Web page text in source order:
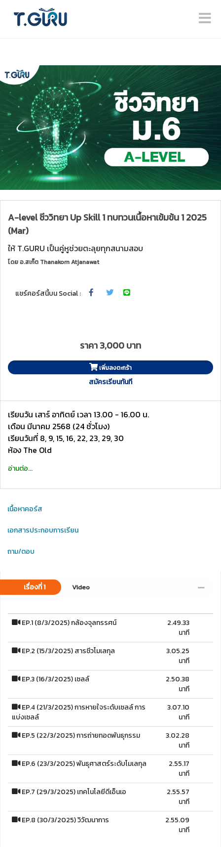
A-level ชีววิทยา Up Skill 1 ทบทวนเนื้อหาเข้มข้น 1 2025
(Mar)
ให้ T.GURU เป็นคู่หูช่วยตะลุยทุกสนามสอบ
โดยอ.สเก็ต Thanakorn Atjanawat
แชร์คอร์สนี้บน Social :
ราคา 3,000 บาท
เพิ่มลงตะกร้า
สมัครเรียนทันที
เรียนวัน เสาร์ อาทิตย์ เวลา 13.00 - 16.00 น.
เดือน มีนาคม 2568 (24 ชั่วโมง)
เรียนวันที่ 8, 9, 15, 16, 22, 23, 29, 30
ห้อง The Old
อ่านต่อ...
เนื้อหาคอร์ส
เอกสารประกอบการเรียน
ถาม/ตอบ
เรื่องที่ 1 Video
EP.1 (8/3/2025) กล้องจุลทรรศน์
2.49.33
นาที
EP.2 (15/3/2025) สารชีวโมเลกุล
3.05.25
นาที
EP.3 (16/3/2025) เซลล์
2.50.38
นาที
EP.4 (21/3/2025) การหายใจระดับเซลล์ การ
แบ่งเซลล์
3.07.10
นาที
EP.5 (22/3/2025) การถ่ายทอดพันธุกรรม
3.02.28
นาที
EP.6 (23/3/2025) พันธุศาสตร์ระดับโมเลกุล
2.55.17
นาที
EP.7 (29/3/2025) เทคโนโลยีดีเอ็นเอ
2.55.57
นาที
EP.8 (30/3/2025) วิวัฒนาการ
2.55.09
นาที